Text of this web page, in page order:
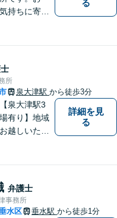
持ちに寄り
る
所
泉大津駅 から徒歩3分
泉大津駅3
有り】地域
越しいただ
、まずはお
さい。
詳細を見
る
弁護士
事務所
水区 垂水駅 から徒歩1分